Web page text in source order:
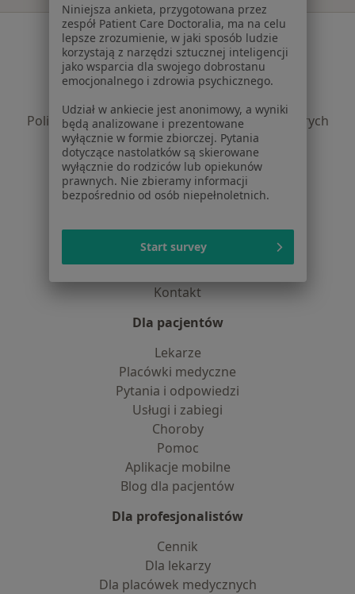
Serwis
Regulamin
Polityka prywatności pacjentów
Polityka prywatności profesjonalistów
Polityka prywatności dla profesjonalistów, których
dane pozyskaliśmy samodzielnie
Polityka cookies
Jak działają wyniki wyszukiwania
Dostępność
Praca
Partnerzy
Kontakt
Dla pacjentów
Lekarze
Placówki medyczne
Pytania i odpowiedzi
Usługi i zabiegi
Choroby
Pomoc
Aplikacje mobilne
Blog dla pacjentów
Dla profesjonalistów
Cennik
Dla lekarzy
Dla placówek medycznych
Niniejsza ankieta, przygotowana przez
zespół Patient Care Doctoralia, ma na celu
lepsze zrozumienie, w jaki sposób ludzie
korzystają z narzędzi sztucznej inteligencji
jako wsparcia dla swojego dobrostanu
emocjonalnego i zdrowia psychicznego.
Udział w ankiecie jest anonimowy, a wyniki
będą analizowane i prezentowane
wyłącznie w formie zbiorczej. Pytania
dotyczące nastolatków są skierowane
wyłącznie do rodziców lub opiekunów
prawnych. Nie zbieramy informacji
bezpośrednio od osób niepełnoletnich.
Start survey